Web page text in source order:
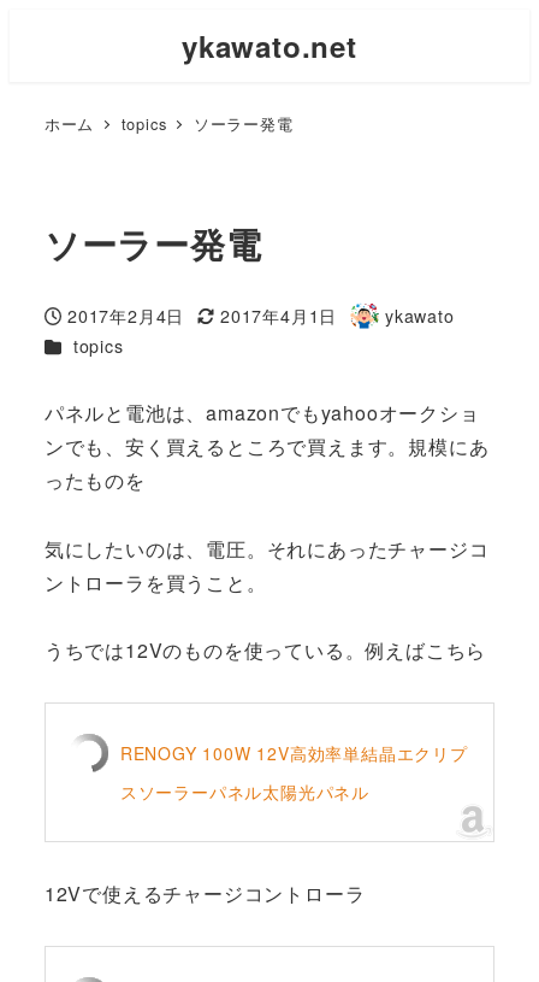
ykawato.net
ホーム topics ソーラー発電
ソーラー発電
投稿日
2017年2月4日
更新日
2017年4月1日
著
ykawato
カテゴリー
topics
パネルと電池は、amazonでもyahooオークショ
ンでも、安く買えるところで買えます。規模にあ
ったものを
気にしたいのは、電圧。それにあったチャージコ
ントローラを買うこと。
うちでは12Vのものを使っている。例えばこちら
RENOGY 100W 12V高効率単結晶エクリプ
スソーラーパネル太陽光パネル
12Vで使えるチャージコントローラ